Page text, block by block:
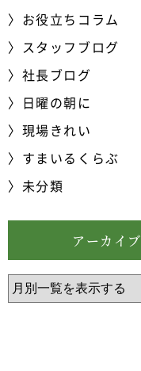
お役立ちコラム
スタッフブログ
社長ブログ
日曜の朝に
現場きれい
すまいるくらぶ
未分類
アーカイブ